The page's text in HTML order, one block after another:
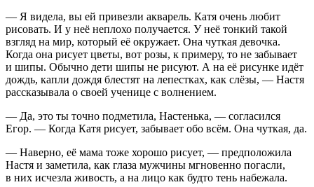
— Я видела, вы ей привезли акварель. Катя очень любит
рисовать. И у неё неплохо получается. У неё тонкий такой
взгляд на мир, который её окружает. Она чуткая девочка.
Когда она рисует цветы, вот розы, к примеру, то не забывает
и шипы. Обычно дети шипы не рисуют. А на её рисунке идёт
дождь, капли дождя блестят на лепестках, как слёзы, — Настя
рассказывала о своей ученице с волнением.
— Да, это ты точно подметила, Настенька, — согласился
Егор. — Когда Катя рисует, забывает обо всём. Она чуткая, да.
— Наверно, её мама тоже хорошо рисует, — предположила
Настя и заметила, как глаза мужчины мгновенно погасли,
в них исчезла живость, а на лицо как будто тень набежала.